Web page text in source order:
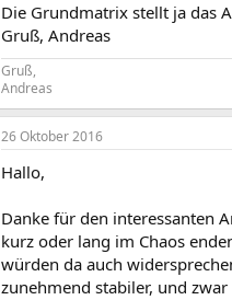
Die Grundmatrix stellt ja das
Gruß, Andreas
Gruß,
Andreas
26 Oktober 2016
Hallo,
Danke für den interessanten
kurz oder lang im Chaos
würden da auch
zunehmend stabiler, und